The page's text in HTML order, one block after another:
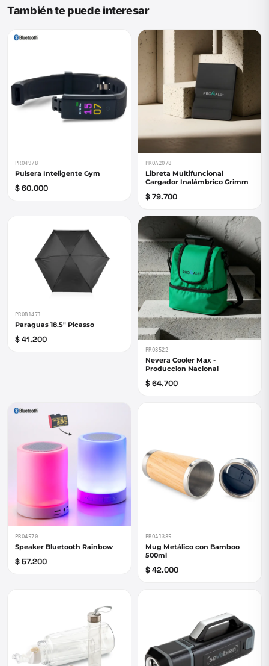
También te puede interesar
PRO4978
Pulsera Inteligente Gym
$ 60.000
PROA2078
Libreta Multifuncional
Cargador Inalámbrico Grimm
$ 79.700
PROB1471
Paraguas 18.5" Picasso
$ 41.200
PRO3522
Nevera Cooler Max -
Produccion Nacional
$ 64.700
PRO4570
Speaker Bluetooth Rainbow
$ 57.200
PROA1385
Mug Metálico con Bamboo
500ml
$ 42.000